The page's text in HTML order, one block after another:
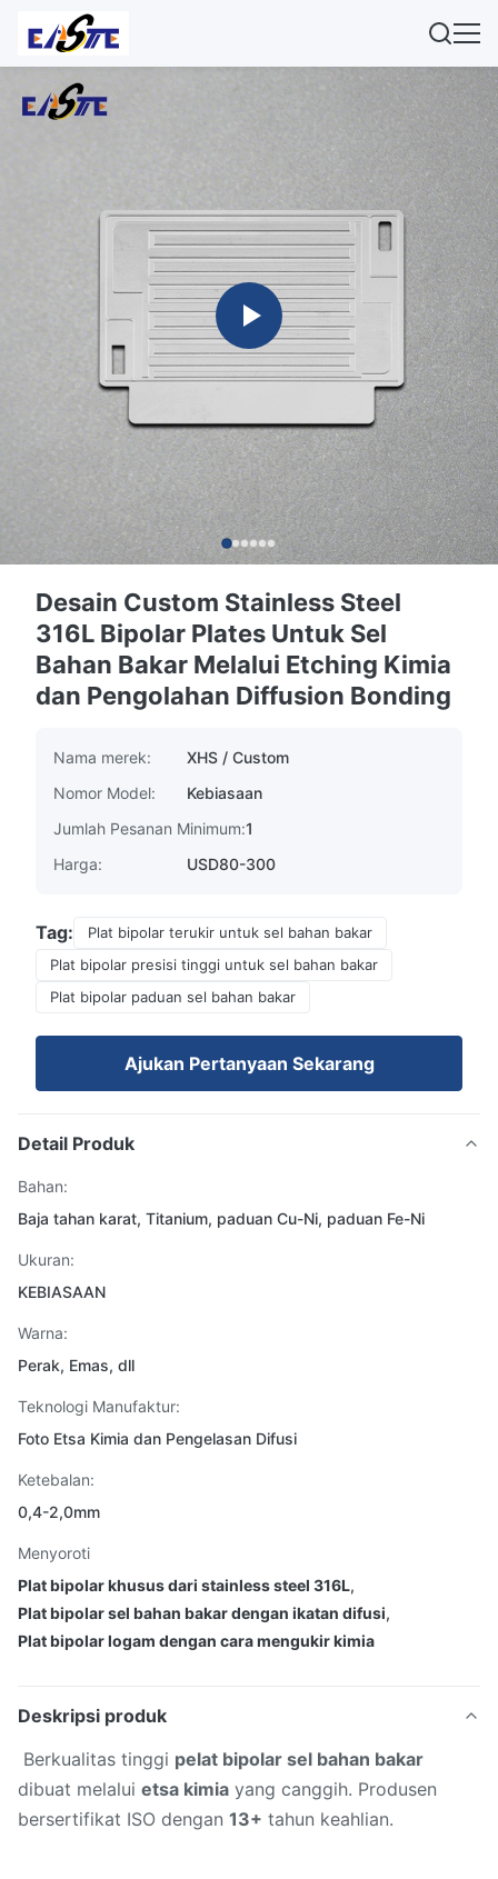
Desain Custom Stainless Steel
316L Bipolar Plates Untuk Sel
Bahan Bakar Melalui Etching Kimia
dan Pengolahan Diffusion Bonding
Nama merek:
XHS / Custom
Nomor Model:
Kebiasaan
Jumlah Pesanan Minimum:1
Harga:
USD80-300
Tag:
Plat bipolar terukir untuk sel bahan bakar
Plat bipolar presisi tinggi untuk sel bahan bakar
Plat bipolar paduan sel bahan bakar
Ajukan Pertanyaan Sekarang
Detail Produk
Bahan:
Baja tahan karat, Titanium, paduan Cu-Ni, paduan Fe-Ni
Ukuran:
KEBIASAAN
Warna:
Perak, Emas, dll
Teknologi Manufaktur:
Foto Etsa Kimia dan Pengelasan Difusi
Ketebalan:
0,4-2,0mm
Menyoroti
Plat bipolar khusus dari stainless steel 316L,
Plat bipolar sel bahan bakar dengan ikatan difusi,
Plat bipolar logam dengan cara mengukir kimia
Deskripsi produk
Berkualitas tinggi pelat bipolar sel bahan bakar
dibuat melalui etsa kimia yang canggih. Produsen
bersertifikat ISO dengan 13+ tahun keahlian.